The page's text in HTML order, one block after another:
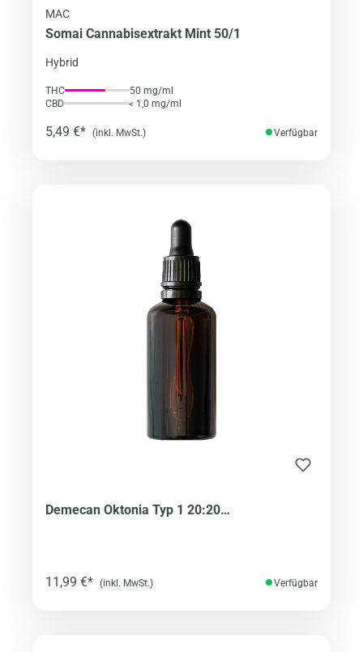
MAC
Somai Cannabisextrakt Mint 50/1
Hybrid
THC
50 mg/ml
CBD
< 1,0 mg/ml
5,49 €* (inkl. MwSt.) Verfügbar
Demecan Oktonia Typ 1 20:20
11,99 €* (inkl. MwSt.) Verfügbar